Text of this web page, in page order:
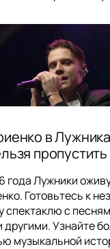
в
года Лужники
Готовьтесь к
спектаклю с
Узнайте
музыкальной